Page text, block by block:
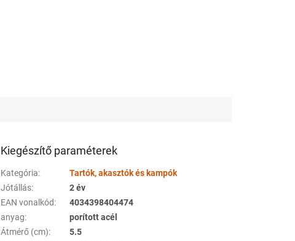
Kiegészítő paraméterek
Kategória:
Tartók, akasztók és kampók
Jótállás:
2 év
EAN vonalkód:
4034398404474
anyag:
porított acél
Átmérő (cm):
5.5